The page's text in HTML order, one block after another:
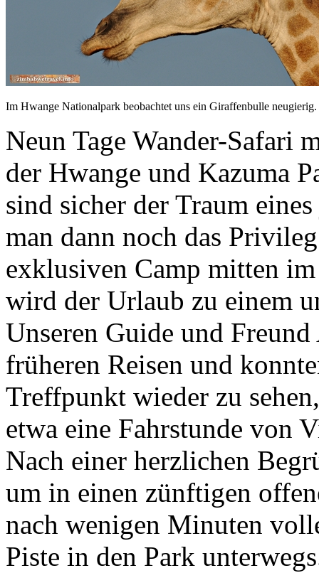
Im Hwange Nationalpark beobachtet uns ein Giraffenbulle neugierig.
Neun Tage Wander-Safari
der Hwange und Kazuma
sind sicher der Traum
man dann noch das
exklusiven Camp mitten
wird der Urlaub zu einem
Unseren Guide und
früheren Reisen und
Treffpunkt wieder zu
etwa eine Fahrstunde von
Nach einer herzlichen
um in einen zünftigen
nach wenigen Minuten
Piste in den Park